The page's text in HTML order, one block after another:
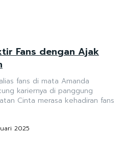
Fans dengan Ajak
fans di mata Amanda
kariernya di panggung
2025